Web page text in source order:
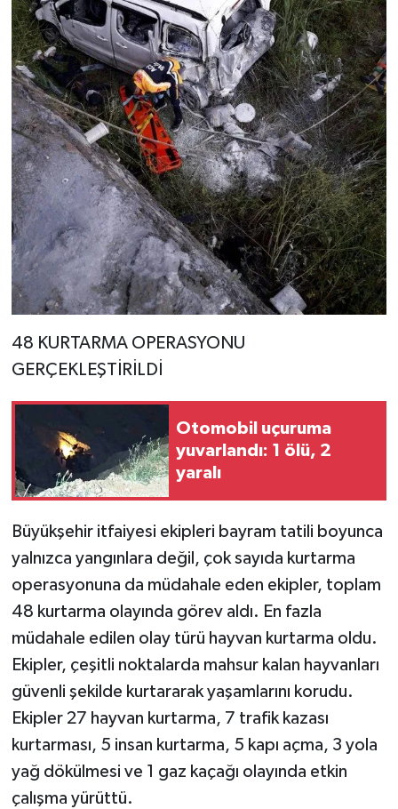
48 KURTARMA OPERASYONU
GERÇEKLEŞTİRİLDİ
Otomobil uçuruma
yuvarlandı: 1 ölü, 2
yaralı
Büyükşehir itfaiyesi ekipleri bayram tatili boyunca
yalnızca yangınlara değil, çok sayıda kurtarma
operasyonuna da müdahale eden ekipler, toplam
48 kurtarma olayında görev aldı. En fazla
müdahale edilen olay türü hayvan kurtarma oldu.
Ekipler, çeşitli noktalarda mahsur kalan hayvanları
güvenli şekilde kurtararak yaşamlarını korudu.
Ekipler 27 hayvan kurtarma, 7 trafik kazası
kurtarması, 5 insan kurtarma, 5 kapı açma, 3 yola
yağ dökülmesi ve 1 gaz kaçağı olayında etkin
çalışma yürüttü.